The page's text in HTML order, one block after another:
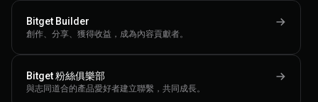
Bitget Builder
創作、分享、獲得收益，成為內容貢獻者。
Bitget 粉絲俱樂部
與志同道合的產品愛好者建立聯繫，共同成長。